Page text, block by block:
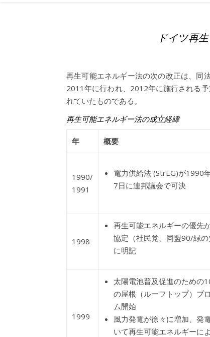
ドイツ再
再生可能エネルギー法の次の改正は、同
2011年に行われ、2012年に施行される予
れていたものである。
再生可能エネルギー法の成立経緯
年 概要
1990/
1991
電力供給法 (StrEG)が1990
7日に連邦議会で可決
1998
再生可能エネルギーの優先
協定（社民党、同盟90/緑の
に明記
1999
太陽電池普及促進のための
の屋根（ルーフトップ）プ
ム開始
風力発電が徐々に増加、発
いて再生可能エネルギーに